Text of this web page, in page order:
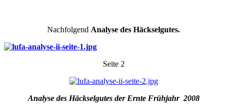
Nachfolgend Analyse des Häckselgutes.
Seite 2
Analyse des Häckselgutes der Ernte Frühjahr 2008